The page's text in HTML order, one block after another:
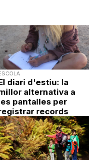
diari d'estiu: la
alternativa a
pantalles per
records